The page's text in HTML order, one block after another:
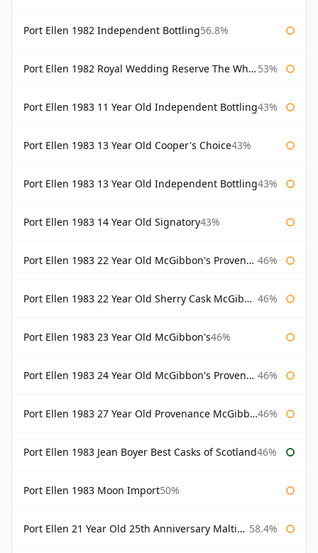
Port Ellen 1982 Independent Bottling56.8%
Port Ellen 1982 Royal Wedding Reserve The Whisky Exchange 53%
Port Ellen 1983 11 Year Old Independent Bottling43%
Port Ellen 1983 13 Year Old Cooper's Choice43%
Port Ellen 1983 13 Year Old Independent Bottling43%
Port Ellen 1983 14 Year Old Signatory43%
Port Ellen 1983 22 Year Old McGibbon's Provenance 46%
Port Ellen 1983 22 Year Old Sherry Cask McGibbon's Provenance 46%
Port Ellen 1983 23 Year Old McGibbon's46%
Port Ellen 1983 24 Year Old McGibbon's Provenance 46%
Port Ellen 1983 27 Year Old Provenance McGibbon's 46%
Port Ellen 1983 Jean Boyer Best Casks of Scotland46%
Port Ellen 1983 Moon Import50%
Port Ellen 21 Year Old 25th Anniversary Maltings 58.4%